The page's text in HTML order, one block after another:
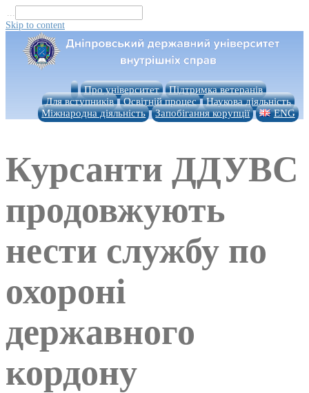
...
Skip to content
Про університет
Підтримка ветеранів
Для вступників
Освітній процес
Наукова діяльність
Міжнародна діяльність
Запобігання корупції ENG
Курсанти ДДУВС
продовжують
нести службу по
охороні
державного
кордону